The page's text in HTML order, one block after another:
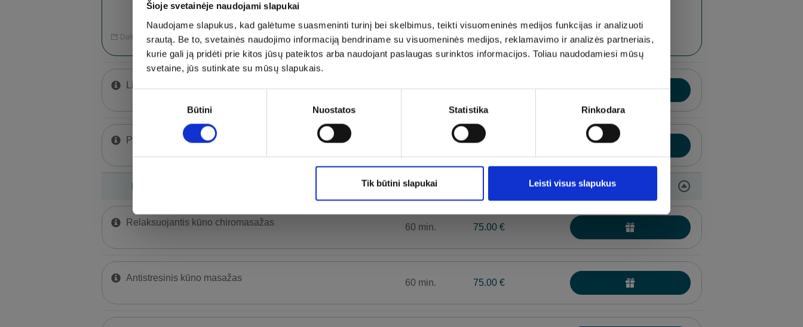
Šioje svetainėje naudojami slapukai
Naudojame slapukus, kad galėtume suasmeninti turinį bei skelbimus, teikti visuomeninės medijos funkcijas ir analizuoti
srautą. Be to, svetainės naudojimo informaciją bendriname su visuomeninės medijos, reklamavimo ir analizės partneriais,
kurie gali ją pridėti prie kitos jūsų pateiktos arba naudojant paslaugas surinktos informacijos. Toliau naudodamiesi mūsų
svetaine, jūs sutinkate su mūsų slapukais.
pasirinkimas
Būtini Nuostatos Statistika Rinkodara
Tik būtini slapukai Leisti visus slapukus
Dalintis
Liekninantis kūno šveitimas su prieskoniais 30 min. 45.00 €
Prabangus kūno šveitimas „Perlų kerai“ 45.00 €
KŪNO MASAŽAI
Relaksuojantis kūno chiromasažas 60 min. 75.00 €
Antistresinis kūno masažas 60 min. 75.00 €